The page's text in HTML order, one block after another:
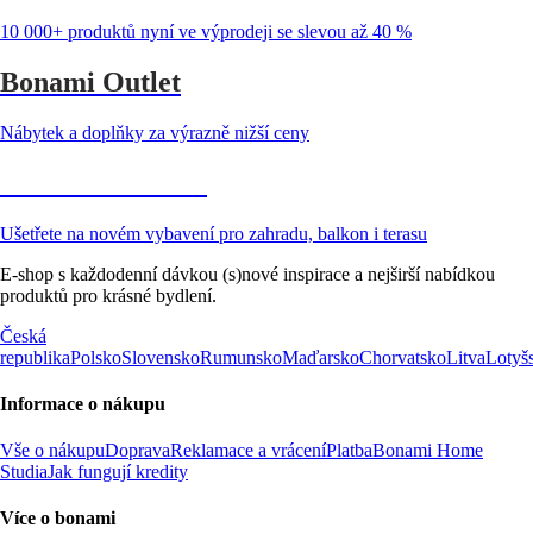
10 000+ produktů nyní ve výprodeji se slevou až 40 %
Bonami Outlet
Nábytek a doplňky za výrazně nižší ceny
Ušetřete na novém vybavení pro zahradu, balkon i terasu
E-shop s každodenní dávkou (s)nové inspirace a nejširší nabídkou
produktů pro krásné bydlení.
Česká
republikaPolskoSlovenskoRumunskoMaďarskoChorvatskoLitva
Informace o nákupu
Vše o nákupuDopravaReklamace a vráceníPlatbaBonami Home
StudiaJak fungují kredity
Více o bonami